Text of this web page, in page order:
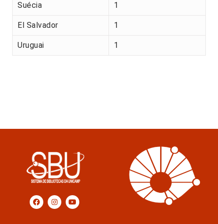
Suécia 1
El Salvador 1
Uruguai 1